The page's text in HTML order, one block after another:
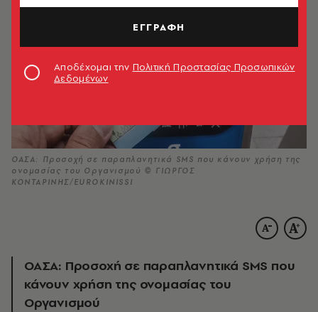
ΟΑΣΑ: Προσοχή σε παραπλανητικά SMS που κάνουν χρήση της
ονομασίας του Οργανισμού © ΓΙΩΡΓΟΣ
ΚΟΝΤΑΡΙΝΗΣ/EUROKINISSI
ΟΑΣΑ: Προσοχή σε παραπλανητικά SMS που
κάνουν χρήση της ονομασίας του
Οργανισμού
ΕΓΓΡΑΦΗ
Αποδέχομαι την Πολιτική Προστασίας Προσωπικών
Δεδομένων